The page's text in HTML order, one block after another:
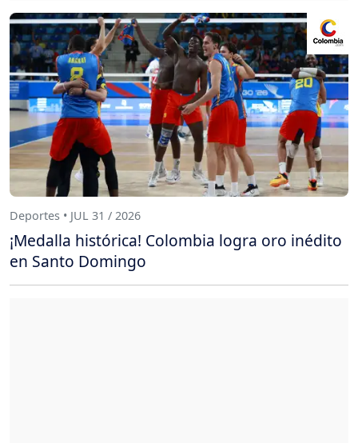
Deportes • JUL 31 / 2026
¡Medalla histórica! Colombia logra oro inédito
en Santo Domingo